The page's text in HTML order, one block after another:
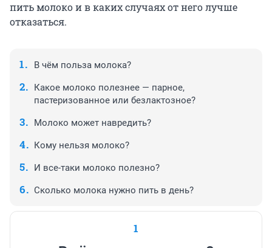
пить молоко и в каких случаях от него лучше
отказаться.
В чём польза молока?
Какое молоко полезнее — парное,
пастеризованное или безлактозное?
Молоко может навредить?
Кому нельзя молоко?
И все-таки молоко полезно?
Сколько молока нужно пить в день?
1